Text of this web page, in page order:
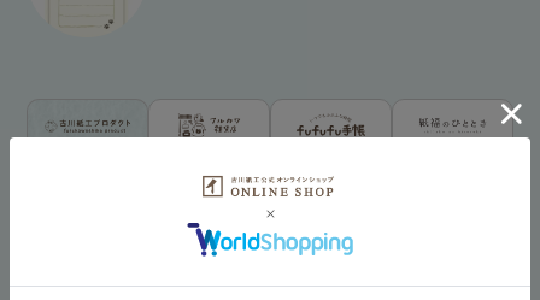
古川紙工プロダクトトップ 新着商品一覧を見る